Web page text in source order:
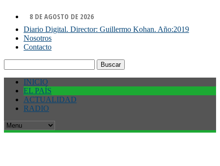
8 DE AGOSTO DE 2026
Diario Digital. Director: Guillermo Kohan. Año:2019
Nosotros
Contacto
INICIO
EL PAÍS
ACTUALIDAD
RADIO